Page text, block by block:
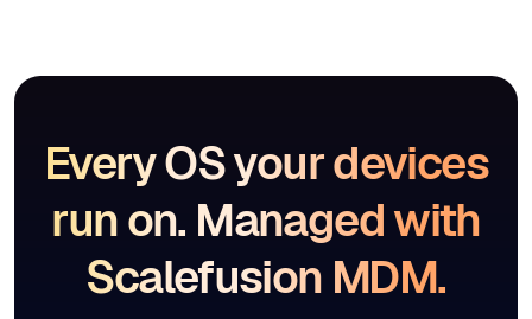
Every OS your devices
run on. Managed with
Scalefusion MDM.